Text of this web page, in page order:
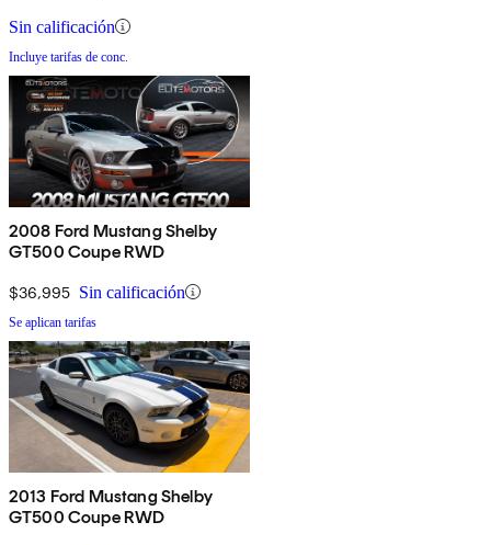
Sin calificación
Incluye tarifas de conc.
2008 Ford Mustang Shelby
GT500 Coupe RWD
$36,995 Sin calificación
Se aplican tarifas
2013 Ford Mustang Shelby
GT500 Coupe RWD